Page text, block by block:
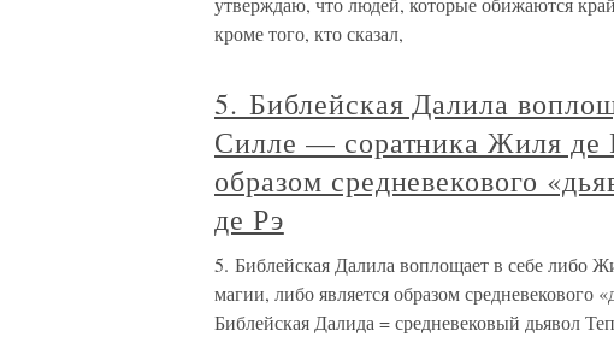
кроме того, кто сказал,
5. Библейская Далила
Силле — соратника Жиля де
образом средневекового
де Рэ
5. Библейская Далила воплощает в себе либо
магии, либо является образом средневекового
Библейская Далида = средневековый дьявол